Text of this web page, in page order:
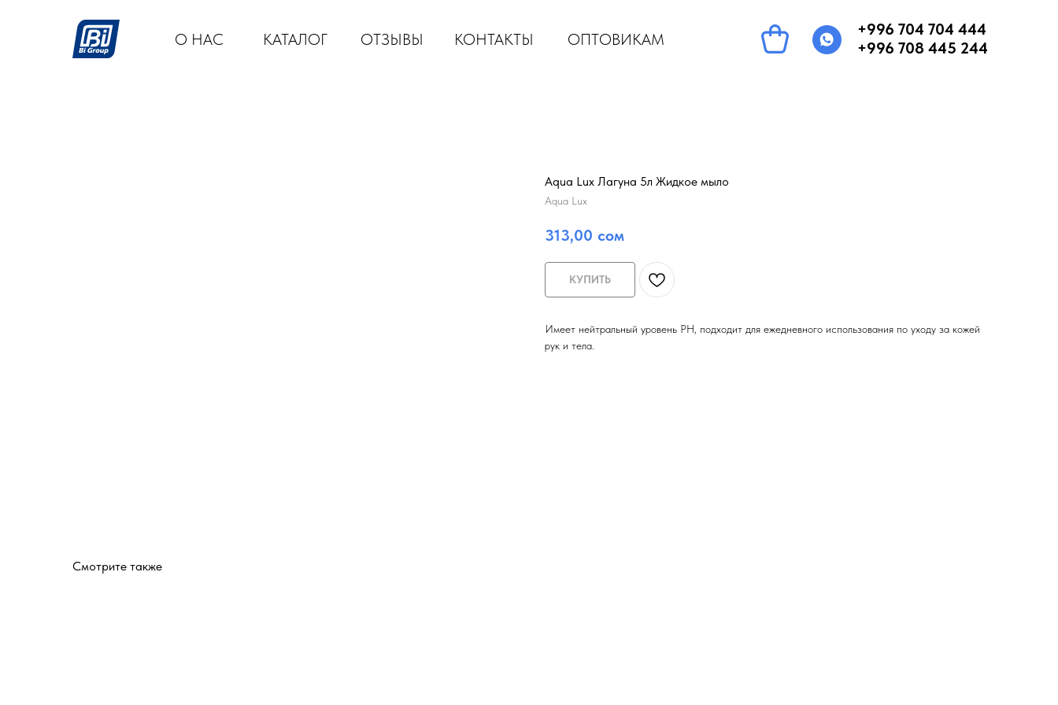
О НАС КАТАЛОГ ОТЗЫВЫ КОНТАКТЫ
+996 704 704 444
+996 708 445 244
ОПТОВИКАМ
Aqua Lux Лагуна 5л Жидкое мыло
Aqua Lux
313,00 сом
КУПИТЬ
Имеет нейтральный уровень PH, подходит для ежедневного использования по уходу за кожей
рук и тела.
Смотрите также